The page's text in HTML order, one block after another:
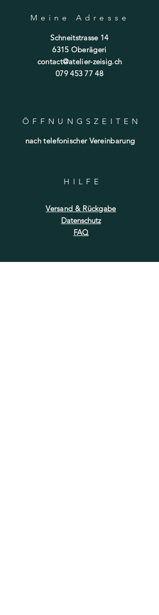
Meine Adresse
Schneitstrasse 14
6315 Oberägeri
contact@atelier-zeisig.ch
079 453 77 48
ÖFFNUNGSZEITE N
nach telefonischer Vereinbarung
HILF E
Versand & Rückgabe
Datenschutz
FAQ